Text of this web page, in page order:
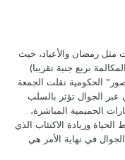
مثل رمضان والأعياد، حيث
بربع جنية تقريبا)
الحكومية نقلت الجمعة
عبر الجوال تؤثر بالسلب
الحميمية المباشرة،
وزيادة الاكتئاب الذي
في نهاية الأمر هي